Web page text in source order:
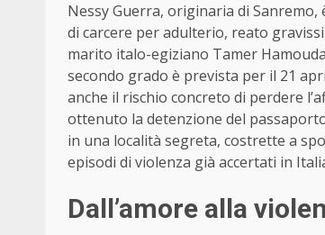
Nessy Guerra, originaria di
di carcere per adulterio, reato
marito italo-egiziano Tamer
secondo grado è prevista per il 21
anche il rischio concreto di perdere
ottenuto la detenzione del
in una località segreta, costrette a
episodi di violenza già accertati in
Dall’amore alla